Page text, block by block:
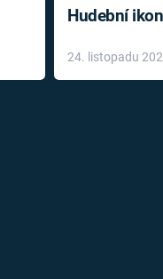
Hudební
léky
24. listopadu